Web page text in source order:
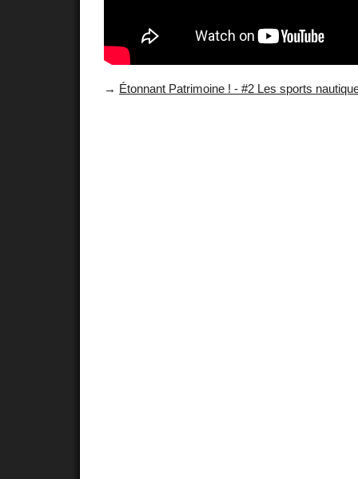
→ Étonnant Patrimoine ! - #2 Les sports